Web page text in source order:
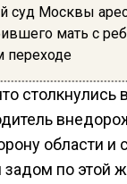
суд Москвы
мать с
переходе
столкнулись
области и
по этой